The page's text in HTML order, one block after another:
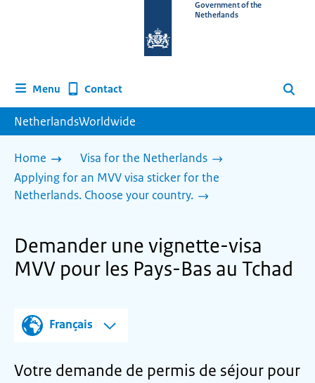
homepage
Government of the
Netherlands
Menu Contact Search
NetherlandsWorldwide
Home
Visa for the Netherlands
Applying for an MVV visa sticker for the
Netherlands. Choose your country.
Demander une vignette-visa
MVV pour les Pays-Bas au Tchad
Français
Votre demande de permis de séjour pour